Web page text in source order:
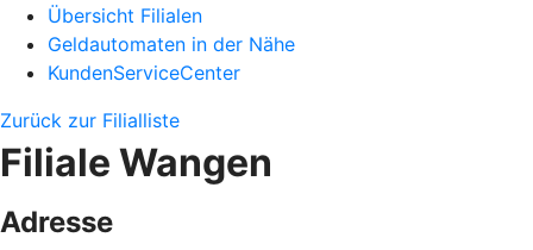
Übersicht Filialen
Geldautomaten in der Nähe
KundenServiceCenter
Zurück zur Filialliste
Filiale Wangen
Adresse